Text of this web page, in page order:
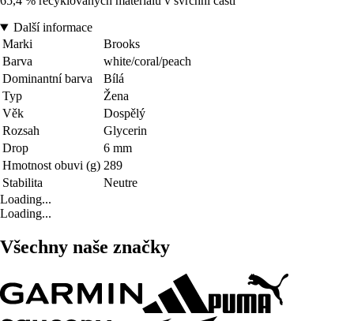
Další informace
Marki
Brooks
Barva
white/coral/peach
Dominantní barva
Bílá
Typ
Žena
Věk
Dospělý
Rozsah
Glycerin
Drop
6 mm
Hmotnost obuvi (g) 289
Stabilita
Neutre
Loading...
Loading...
Všechny naše značky